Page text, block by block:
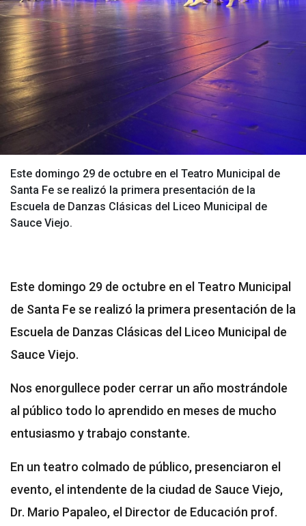
Este domingo 29 de octubre en el Teatro Municipal de
Santa Fe se realizó la primera presentación de la
Escuela de Danzas Clásicas del Liceo Municipal de
Sauce Viejo.
Este domingo 29 de octubre en el Teatro Municipal
de Santa Fe se realizó la primera presentación de la
Escuela de Danzas Clásicas del Liceo Municipal de
Sauce Viejo.
Nos enorgullece poder cerrar un año mostrándole
al público todo lo aprendido en meses de mucho
entusiasmo y trabajo constante.
En un teatro colmado de público, presenciaron el
evento, el intendente de la ciudad de Sauce Viejo,
Dr. Mario Papaleo, el Director de Educación prof.